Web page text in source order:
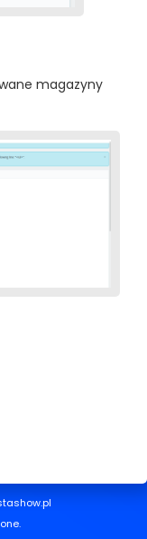
magazyny